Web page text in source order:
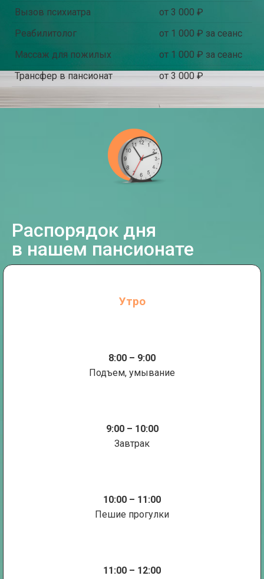
Вызов психиатра
от 3 000 ₽
Реабилитолог
от 1 000 ₽ за сеанс
Массаж для пожилых
от 1 000 ₽ за сеанс
Трансфер в пансионат
от 3 000 ₽
Распорядок дня
в нашем пансионате
Утро
8:00 – 9:00
Подъем, умывание
9:00 – 10:00
Завтрак
10:00 – 11:00
Пешие прогулки
11:00 – 12:00